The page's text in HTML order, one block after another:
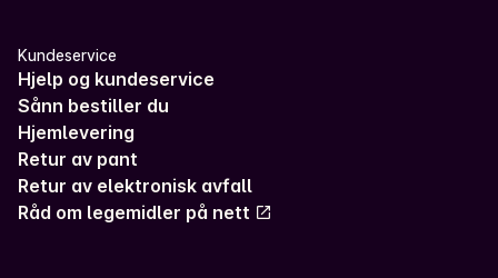
Kundeservice
Hjelp og kundeservice
Sånn bestiller du
Hjemlevering
Retur av pant
Retur av elektronisk avfall
Råd om legemidler på nett